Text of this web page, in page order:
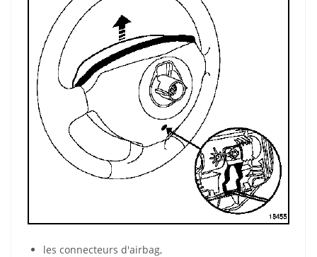
les connecteurs d'airbag,